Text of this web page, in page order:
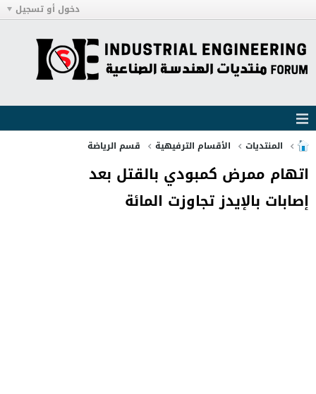
دخول أو تسجيل
المنتديات الأقسام الترفيهية قسم الرياضة
اتهام ممرض كمبودي بالقتل بعد
إصابات بالإيدز تجاوزت المائة